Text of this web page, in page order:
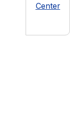
Center